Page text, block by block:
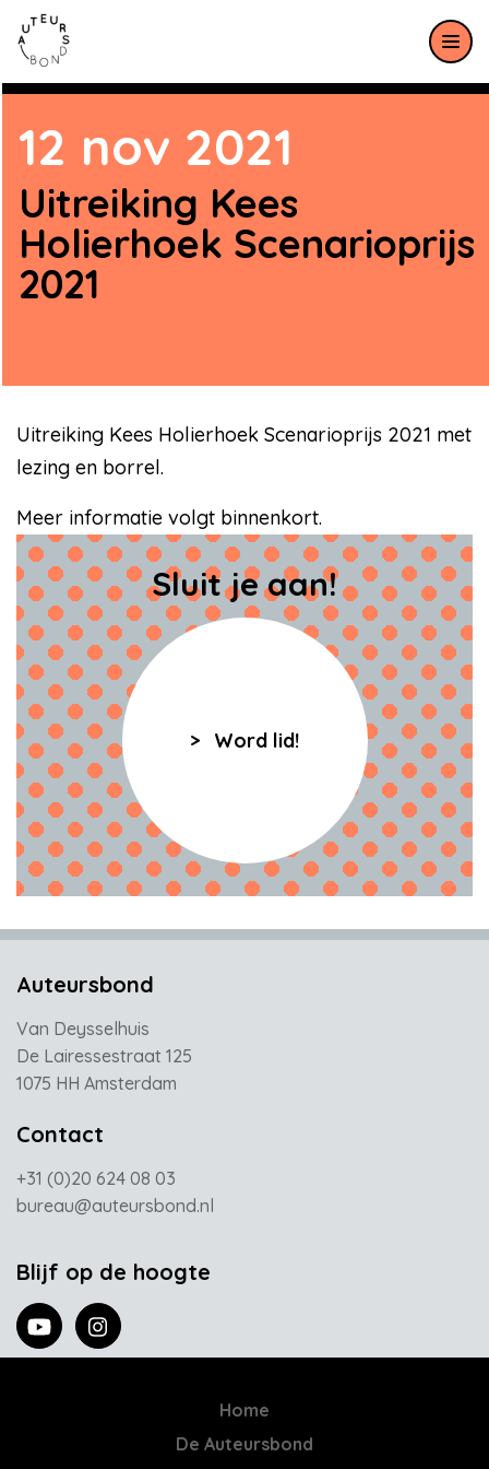
Meteen naar de content
12 nov 2021
Uitreiking Kees
Holierhoek Scenarioprijs
2021
Uitreiking Kees Holierhoek Scenarioprijs 2021 met
lezing en borrel.
Meer informatie volgt binnenkort.
Sluit je aan!
Word lid!
Auteursbond
Van Deysselhuis
De Lairessestraat 125
1075 HH Amsterdam
Contact
+31 (0)20 624 08 03
bureau@auteursbond.nl
Blijf op de hoogte
Home
De Auteursbond